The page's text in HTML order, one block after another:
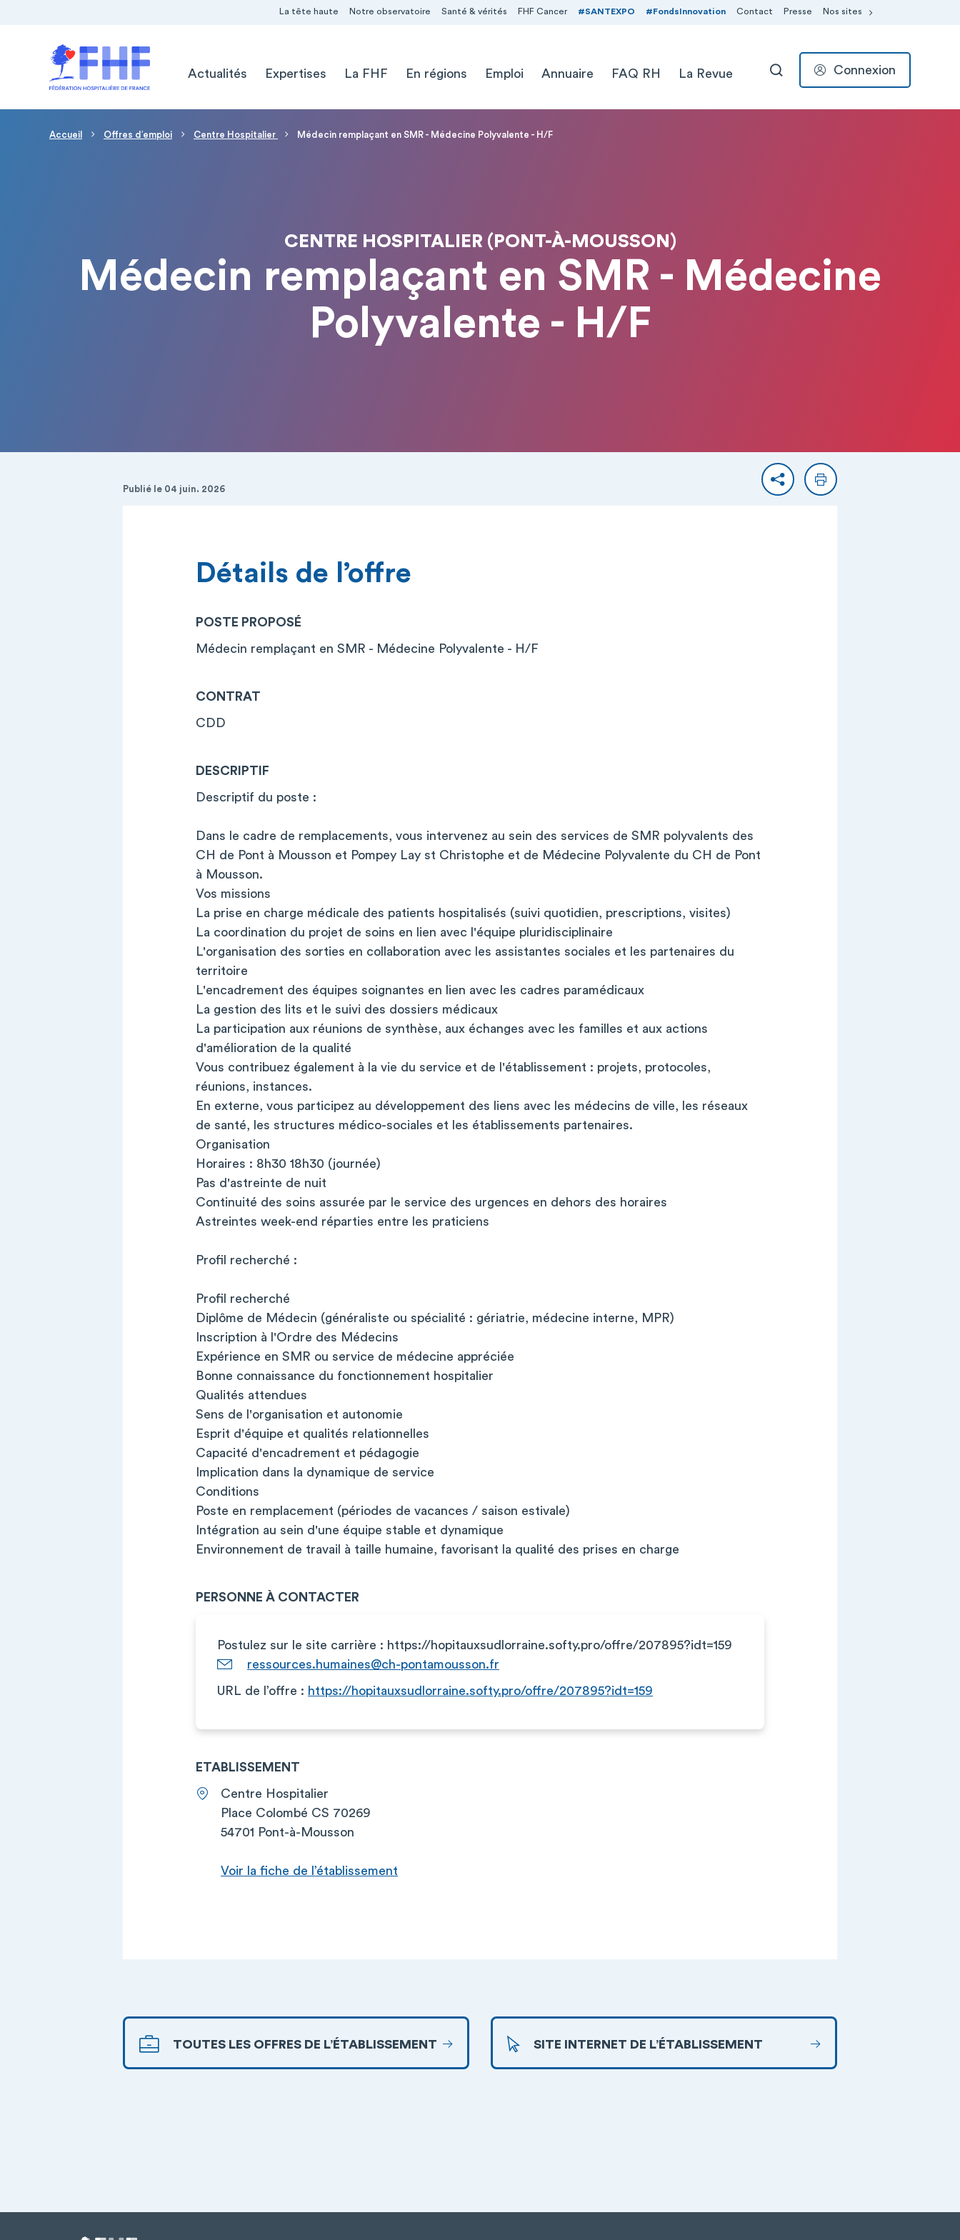
La tête haute Notre observatoire Santé & vérités FHF Cancer #SANTEXPO #FondsInnovation Contact Presse Nos sites
Actualités
Expertises La FHF En régions Emploi Annuaire FAQ RH La Revue RECHERCHER
Connexion
Fil d'Ariane
Accueil Offres d′emploi Centre Hospitalier Médecin remplaçant en SMR - Médecine Polyvalente - H/F
CENTRE HOSPITALIER (PONT-À-MOUSSON)
Médecin remplaçant en SMR - Médecine
Polyvalente - H/F
Publié le 04 juin. 2026 PartagerImprimer
Détails de l’offre
POSTE PROPOSÉ
Médecin remplaçant en SMR - Médecine Polyvalente - H/F
CONTRAT
CDD
DESCRIPTIF
Descriptif du poste :
Dans le cadre de remplacements, vous intervenez au sein des services de SMR polyvalents des
CH de Pont à Mousson et Pompey Lay st Christophe et de Médecine Polyvalente du CH de Pont
à Mousson.
Vos missions
La prise en charge médicale des patients hospitalisés (suivi quotidien, prescriptions, visites)
La coordination du projet de soins en lien avec l'équipe pluridisciplinaire
L'organisation des sorties en collaboration avec les assistantes sociales et les partenaires du
territoire
L'encadrement des équipes soignantes en lien avec les cadres paramédicaux
La gestion des lits et le suivi des dossiers médicaux
La participation aux réunions de synthèse, aux échanges avec les familles et aux actions
d'amélioration de la qualité
Vous contribuez également à la vie du service et de l'établissement : projets, protocoles,
réunions, instances.
En externe, vous participez au développement des liens avec les médecins de ville, les réseaux
de santé, les structures médico-sociales et les établissements partenaires.
Organisation
Horaires : 8h30 18h30 (journée)
Pas d'astreinte de nuit
Continuité des soins assurée par le service des urgences en dehors des horaires
Astreintes week-end réparties entre les praticiens
Profil recherché :
Profil recherché
Diplôme de Médecin (généraliste ou spécialité : gériatrie, médecine interne, MPR)
Inscription à l'Ordre des Médecins
Expérience en SMR ou service de médecine appréciée
Bonne connaissance du fonctionnement hospitalier
Qualités attendues
Sens de l'organisation et autonomie
Esprit d'équipe et qualités relationnelles
Capacité d'encadrement et pédagogie
Implication dans la dynamique de service
Conditions
Poste en remplacement (périodes de vacances / saison estivale)
Intégration au sein d'une équipe stable et dynamique
Environnement de travail à taille humaine, favorisant la qualité des prises en charge
PERSONNE À CONTACTER
Postulez sur le site carrière : https://hopitauxsudlorraine.softy.pro/offre/207895?idt=159
ressources.humaines@ch-pontamousson.fr
URL de l’offre : https://hopitauxsudlorraine.softy.pro/offre/207895?idt=159
ETABLISSEMENT
Centre Hospitalier
Place Colombé CS 70269
54701 Pont-à-Mousson
Voir la fiche de l’établissement
TOUTES LES OFFRES DE L’ÉTABLISSEMENT SITE INTERNET DE L’ÉTABLISSEMENT